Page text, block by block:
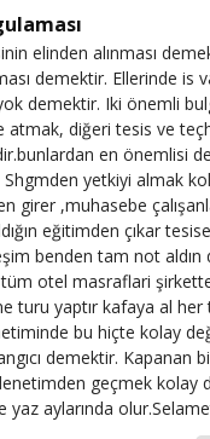
elinden alınması
demektir. Ellerinde is
demektir. Iki önemli
atmak, diğeri tesis ve
en önemlisi
yetkiyi almak
girer ,muhasebe
eğitimden çıkar
benden tam not aldın
otel masraflari
turu yaptır kafaya al her
bu hiçte kolay
demektir. Kapanan
geçmek kolay
yaz aylarında